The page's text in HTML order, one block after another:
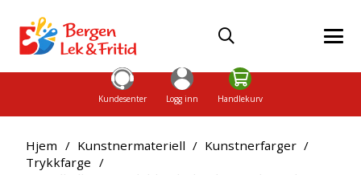
Kundesenter Logg inn Handlekurv
Hjem / Kunstnermateriell / Kunstnerfarger /
Trykkfarge /